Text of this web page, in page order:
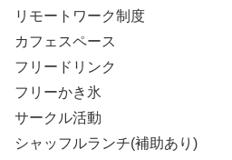
リモートワーク制度
カフェスペース
フリードリンク
フリーかき氷
サークル活動
シャッフルランチ(補助あり)